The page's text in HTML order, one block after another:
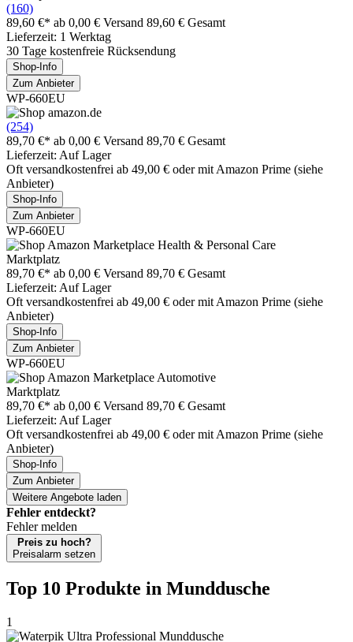
(160)
89,60 €* ab 0,00 € Versand 89,60 € Gesamt
Lieferzeit: 1 Werktag
30 Tage kostenfreie Rücksendung
Shop-Info
Zum Anbieter
WP-660EU
(254)
89,70 €* ab 0,00 € Versand 89,70 € Gesamt
Lieferzeit: Auf Lager
Oft versandkostenfrei ab 49,00 € oder mit Amazon Prime (siehe
Anbieter)
Shop-Info
Zum Anbieter
WP-660EU
Marktplatz
89,70 €* ab 0,00 € Versand 89,70 € Gesamt
Lieferzeit: Auf Lager
Oft versandkostenfrei ab 49,00 € oder mit Amazon Prime (siehe
Anbieter)
Shop-Info
Zum Anbieter
WP-660EU
Marktplatz
89,70 €* ab 0,00 € Versand 89,70 € Gesamt
Lieferzeit: Auf Lager
Oft versandkostenfrei ab 49,00 € oder mit Amazon Prime (siehe
Anbieter)
Shop-Info
Zum Anbieter
Weitere Angebote laden
Fehler entdeckt?
Fehler melden
Preis zu hoch?
Preisalarm setzen
Top 10 Produkte in Munddusche
1